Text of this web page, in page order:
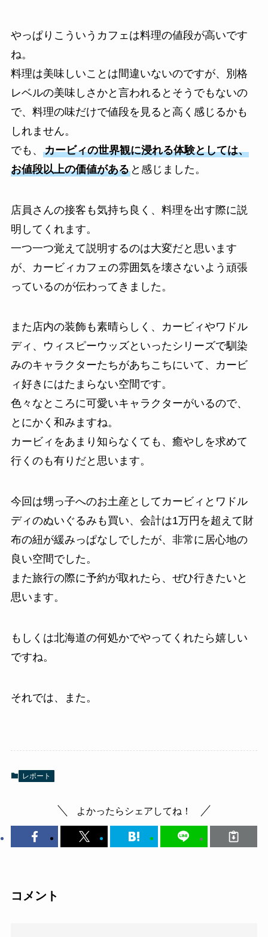
やっぱりこういうカフェは料理の値段が高いです
ね。
料理は美味しいことは間違いないのですが、別格
レベルの美味しさかと言われるとそうでもないの
で、料理の味だけで値段を見ると高く感じるかも
しれません。
でも、 カービィの世界観に浸れる体験としては、
お値段以上の価値があると感じました。
店員さんの接客も気持ち良く、料理を出す際に説
明してくれます。
一つ一つ覚えて説明するのは大変だと思います
が、カービィカフェの雰囲気を壊さないよう頑張
っているのが伝わってきました。
また店内の装飾も素晴らしく、カービィやワドル
ディ、ウィスピーウッズといったシリーズで馴染
みのキャラクターたちがあちこちにいて、カービ
ィ好きにはたまらない空間です。
色々なところに可愛いキャラクターがいるので、
とにかく和みますね。
カービィをあまり知らなくても、癒やしを求めて
行くのも有りだと思います。
今回は甥っ子へのお土産としてカービィとワドル
ディのぬいぐるみも買い、会計は1万円を超えて財
布の紐が緩みっぱなしでしたが、非常に居心地の
良い空間でした。
また旅行の際に予約が取れたら、ぜひ行きたいと
思います。
もしくは北海道の何処かでやってくれたら嬉しい
ですね。
それでは、また。
レポート
よかったらシェアしてね！
コメント